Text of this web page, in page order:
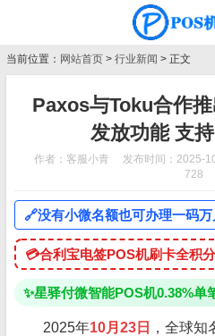
当前位置： 网站首页 > 行业新闻 > 正文
Paxos与Toku合作
发放功能 支
作者：客服小青 发布时间：2025-
728
🔗没有小微名额也可办理一码
💳合利宝电签POS机刷卡全积
✨星驿付微智能POS机0.38%单
2025年10月23日 ，全球知